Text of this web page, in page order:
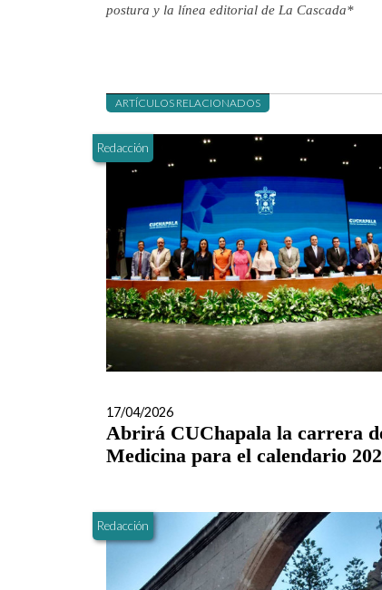
postura y la línea editorial de La Cascada*
ARTÍCULOS RELACIONADOS
Redacción
17/04/2026
Abrirá CUChapala la carrera
Medicina para el calendario
Redacción